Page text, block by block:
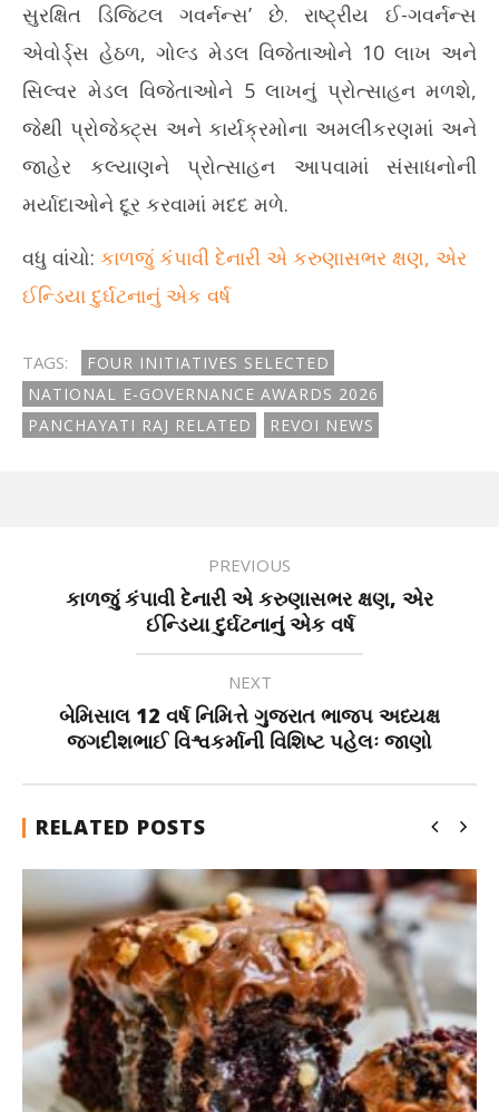
સુરક્ષિત ડિજિટલ ગવર્નન્સ’ છે. રાષ્ટ્રીય ઈ-ગવર્નન્સ
એવોર્ડ્સ હેઠળ, ગોલ્ડ મેડલ વિજેતાઓને 10 લાખ અને
સિલ્વર મેડલ વિજેતાઓને 5 લાખનું પ્રોત્સાહન મળશે,
જેથી પ્રોજેક્ટ્સ અને કાર્યક્રમોના અમલીકરણમાં અને
જાહેર કલ્યાણને પ્રોત્સાહન આપવામાં સંસાધનોની
મર્યાદાઓને દૂર કરવામાં મદદ મળે.
વધુ વાંચો: કાળજું કંપાવી દેનારી એ કરુણાસભર ક્ષણ, એર
ઈન્ડિયા દુર્ઘટનાનું એક વર્ષ
TAGS:
FOUR INITIATIVES SELECTED
NATIONAL E-GOVERNANCE AWARDS 2026
PANCHAYATI RAJ RELATED
REVOI NEWS
PREVIOUS
કાળજું કંપાવી દેનારી એ કરુણાસભર ક્ષણ, એર
ઈન્ડિયા દુર્ઘટનાનું એક વર્ષ
NEXT
બેમિસાલ 12 વર્ષ નિમિત્તે ગુજરાત ભાજપ અધ્યક્ષ
જગદીશભાઈ વિશ્વકર્માની વિશિષ્ટ પહેલઃ જાણો
RELATED POSTS